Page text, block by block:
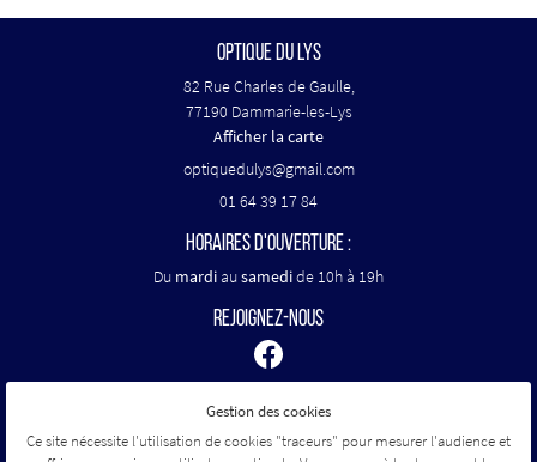
OPTIQUE DU LYS
82 Rue Charles de Gaulle,
77190 Dammarie-les-Lys
Afficher la carte
01 64 39 17 84
HORAIRES D'OUVERTURE :
Du mardiausamedide 10h à 19h
REJOIGNEZ-NOUS
Mentions Légales
Conditions générales d'utilisation
Politique de confidentialité
Gestion des cookies
Ce site nécessite l'utilisation de cookies "traceurs" pour mesurer l'audience et